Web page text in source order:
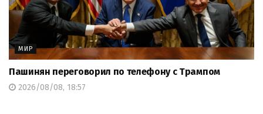
МИР
Пашинян переговорил по телефону с Трампом
2026/08/08, 18:57